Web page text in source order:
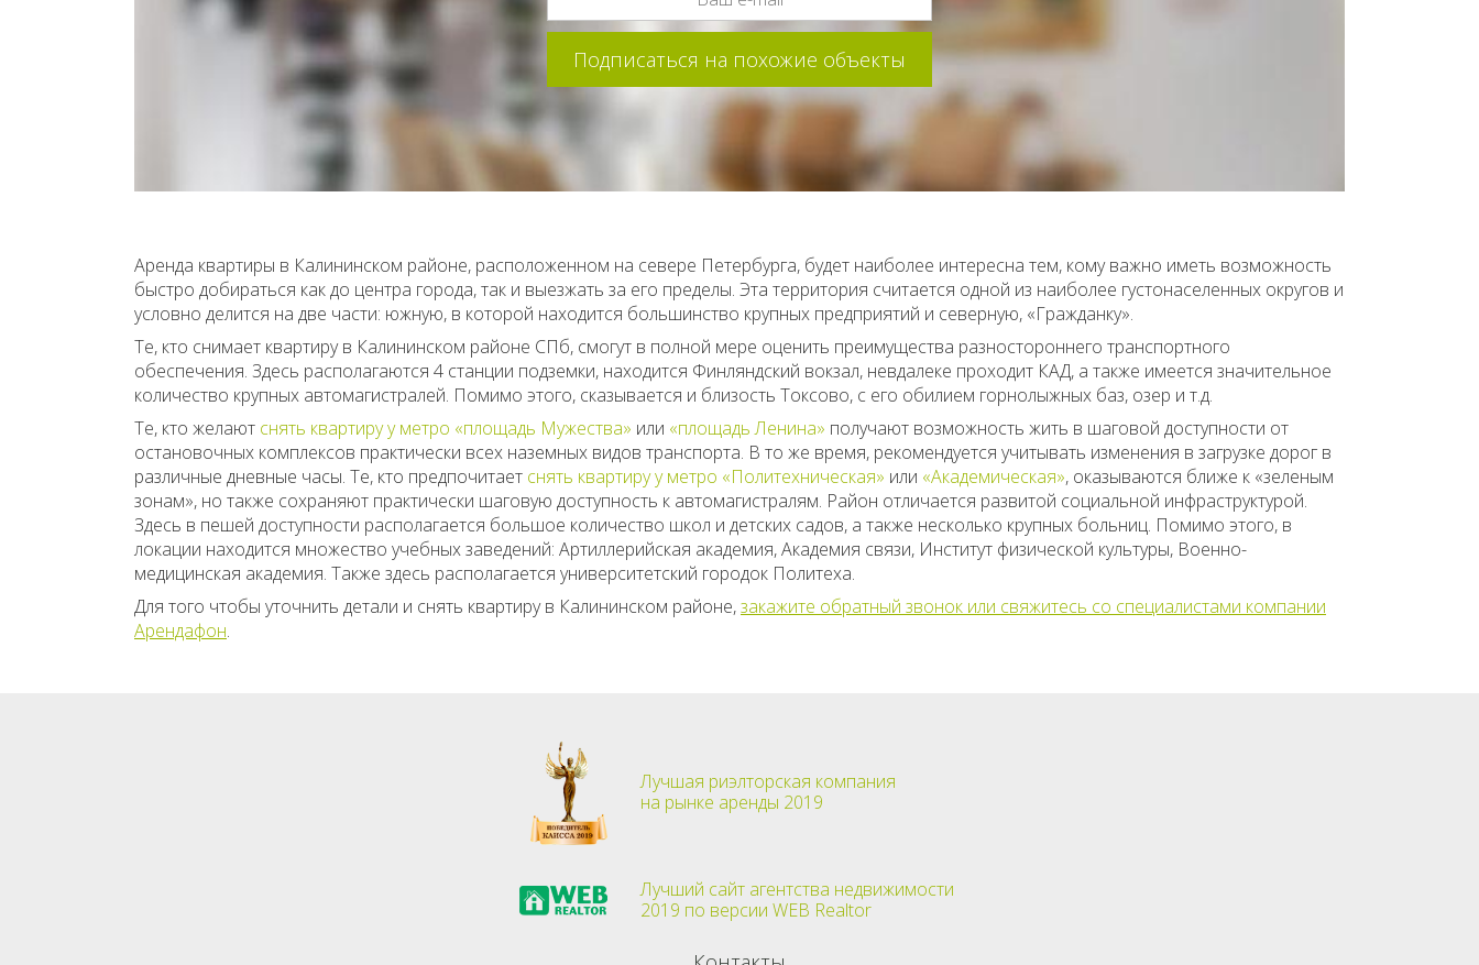
Аренда квартиры в Калининском районе, расположенном на севере Петербурга, будет наиболее интересна тем, кому важно иметь возможность
быстро добираться как до центра города, так и выезжать за его пределы. Эта территория считается одной из наиболее густонаселенных округов и
условно делится на две части: южную, в которой находится большинство крупных предприятий и северную, «Гражданку».
Те, кто снимает квартиру в Калининском районе СПб, смогут в полной мере оценить преимущества разностороннего транспортного
обеспечения. Здесь располагаются 4 станции подземки, находится Финляндский вокзал, невдалеке проходит КАД, а также имеется значительное
количество крупных автомагистралей. Помимо этого, сказывается и близость Токсово, с его обилием горнолыжных баз, озер и т.д.
Те, кто желают снять квартиру у метро «площадь Мужества» или «площадь Ленина» получают возможность жить в шаговой доступности от
остановочных комплексов практически всех наземных видов транспорта. В то же время, рекомендуется учитывать изменения в загрузке дорог в
различные дневные часы. Те, кто предпочитает снять квартиру у метро «Политехническая» или «Академическая», оказываются ближе к «зеленым
зонам», но также сохраняют практически шаговую доступность к автомагистралям. Район отличается развитой социальной инфраструктурой.
Здесь в пешей доступности располагается большое количество школ и детских садов, а также несколько крупных больниц. Помимо этого, в
локации находится множество учебных заведений: Артиллерийская академия, Академия связи, Институт физической культуры, Военно-
медицинская академия. Также здесь располагается университетский городок Политеха.
Для того чтобы уточнить детали и снять квартиру в Калининском районе,закажите обратный звонок или свяжитесь со специалистами компании
Арендафон.
Лучшая риэлторская компания
на рынке аренды 2019
Лучший сайт агентства недвижимости
2019 по версии WEB Realtor